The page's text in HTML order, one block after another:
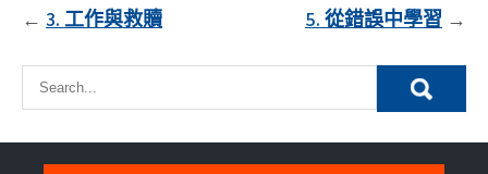
文
章
導
覽
3. 工作與救贖 5. 從錯誤中學習